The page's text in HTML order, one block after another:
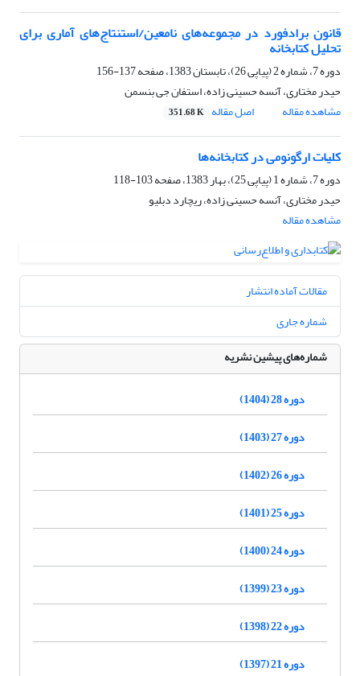
قانون برادفورد در مجموعه‌های نامعین/استنتاج‌های آماری برای
تحلیل کتابخانه
دوره 7، شماره 2 (پیاپی 26)، تابستان 1383، صفحه
137-156
حیدر مختاری، آنسه حسینی زاده، استفان جی بنسمن
مشاهده مقاله
اصل مقاله 351.68 K
کلی‍ّات ارگونومی در کتابخانه‌ها
دوره 7، شماره 1 (پیاپی 25)، بهار 1383، صفحه
103-118
حیدر مختاری، آنسه حسینی زاده، ریچارد دبلیو
مشاهده مقاله
مقالات آماده انتشار
شماره جاری
شماره‌های پیشین نشریه
دوره 28 (1404)
دوره 27 (1403)
دوره 26 (1402)
دوره 25 (1401)
دوره 24 (1400)
دوره 23 (1399)
دوره 22 (1398)
دوره 21 (1397)